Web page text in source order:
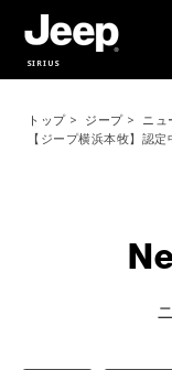
SIRIUS
トップ ジープ
ニュ
【ジープ横浜本牧】認